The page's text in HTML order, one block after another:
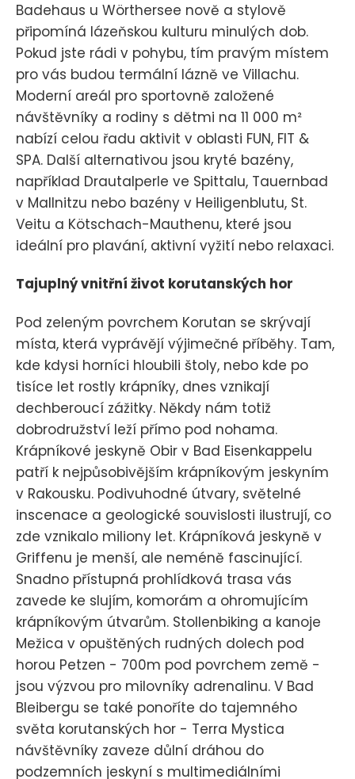
Badehaus u Wörthersee nově a stylově
připomíná lázeňskou kulturu minulých dob.
Pokud jste rádi v pohybu, tím pravým místem
pro vás budou termální lázně ve Villachu.
Moderní areál pro sportovně založené
návštěvníky a rodiny s dětmi na 11 000 m²
nabízí celou řadu aktivit v oblasti FUN, FIT &
SPA. Další alternativou jsou kryté bazény,
například Drautalperle ve Spittalu, Tauernbad
v Mallnitzu nebo bazény v Heiligenblutu, St.
Veitu a Kötschach-Mauthenu, které jsou
ideální pro plavání, aktivní vyžití nebo relaxaci.
Tajuplný vnitřní život korutanských hor
Pod zeleným povrchem Korutan se skrývají
místa, která vyprávějí výjimečné příběhy. Tam,
kde kdysi horníci hloubili štoly, nebo kde po
tisíce let rostly krápníky, dnes vznikají
dechberoucí zážitky. Někdy nám totiž
dobrodružství leží přímo pod nohama.
Krápníkové jeskyně Obir v Bad Eisenkappelu
patří k nejpůsobivějším krápníkovým jeskyním
v Rakousku. Podivuhodné útvary, světelné
inscenace a geologické souvislosti ilustrují, co
zde vznikalo miliony let. Krápníková jeskyně v
Griffenu je menší, ale neméně fascinující.
Snadno přístupná prohlídková trasa vás
zavede ke slujím, komorám a ohromujícím
krápníkovým útvarům. Stollenbiking a kanoje
Mežica v opuštěných rudných dolech pod
horou Petzen - 700m pod povrchem země -
jsou výzvou pro milovníky adrenalinu. V Bad
Bleibergu se také ponoříte do tajemného
světa korutanských hor - Terra Mystica
návštěvníky zaveze důlní dráhou do
podzemních jeskyní s multimediálními